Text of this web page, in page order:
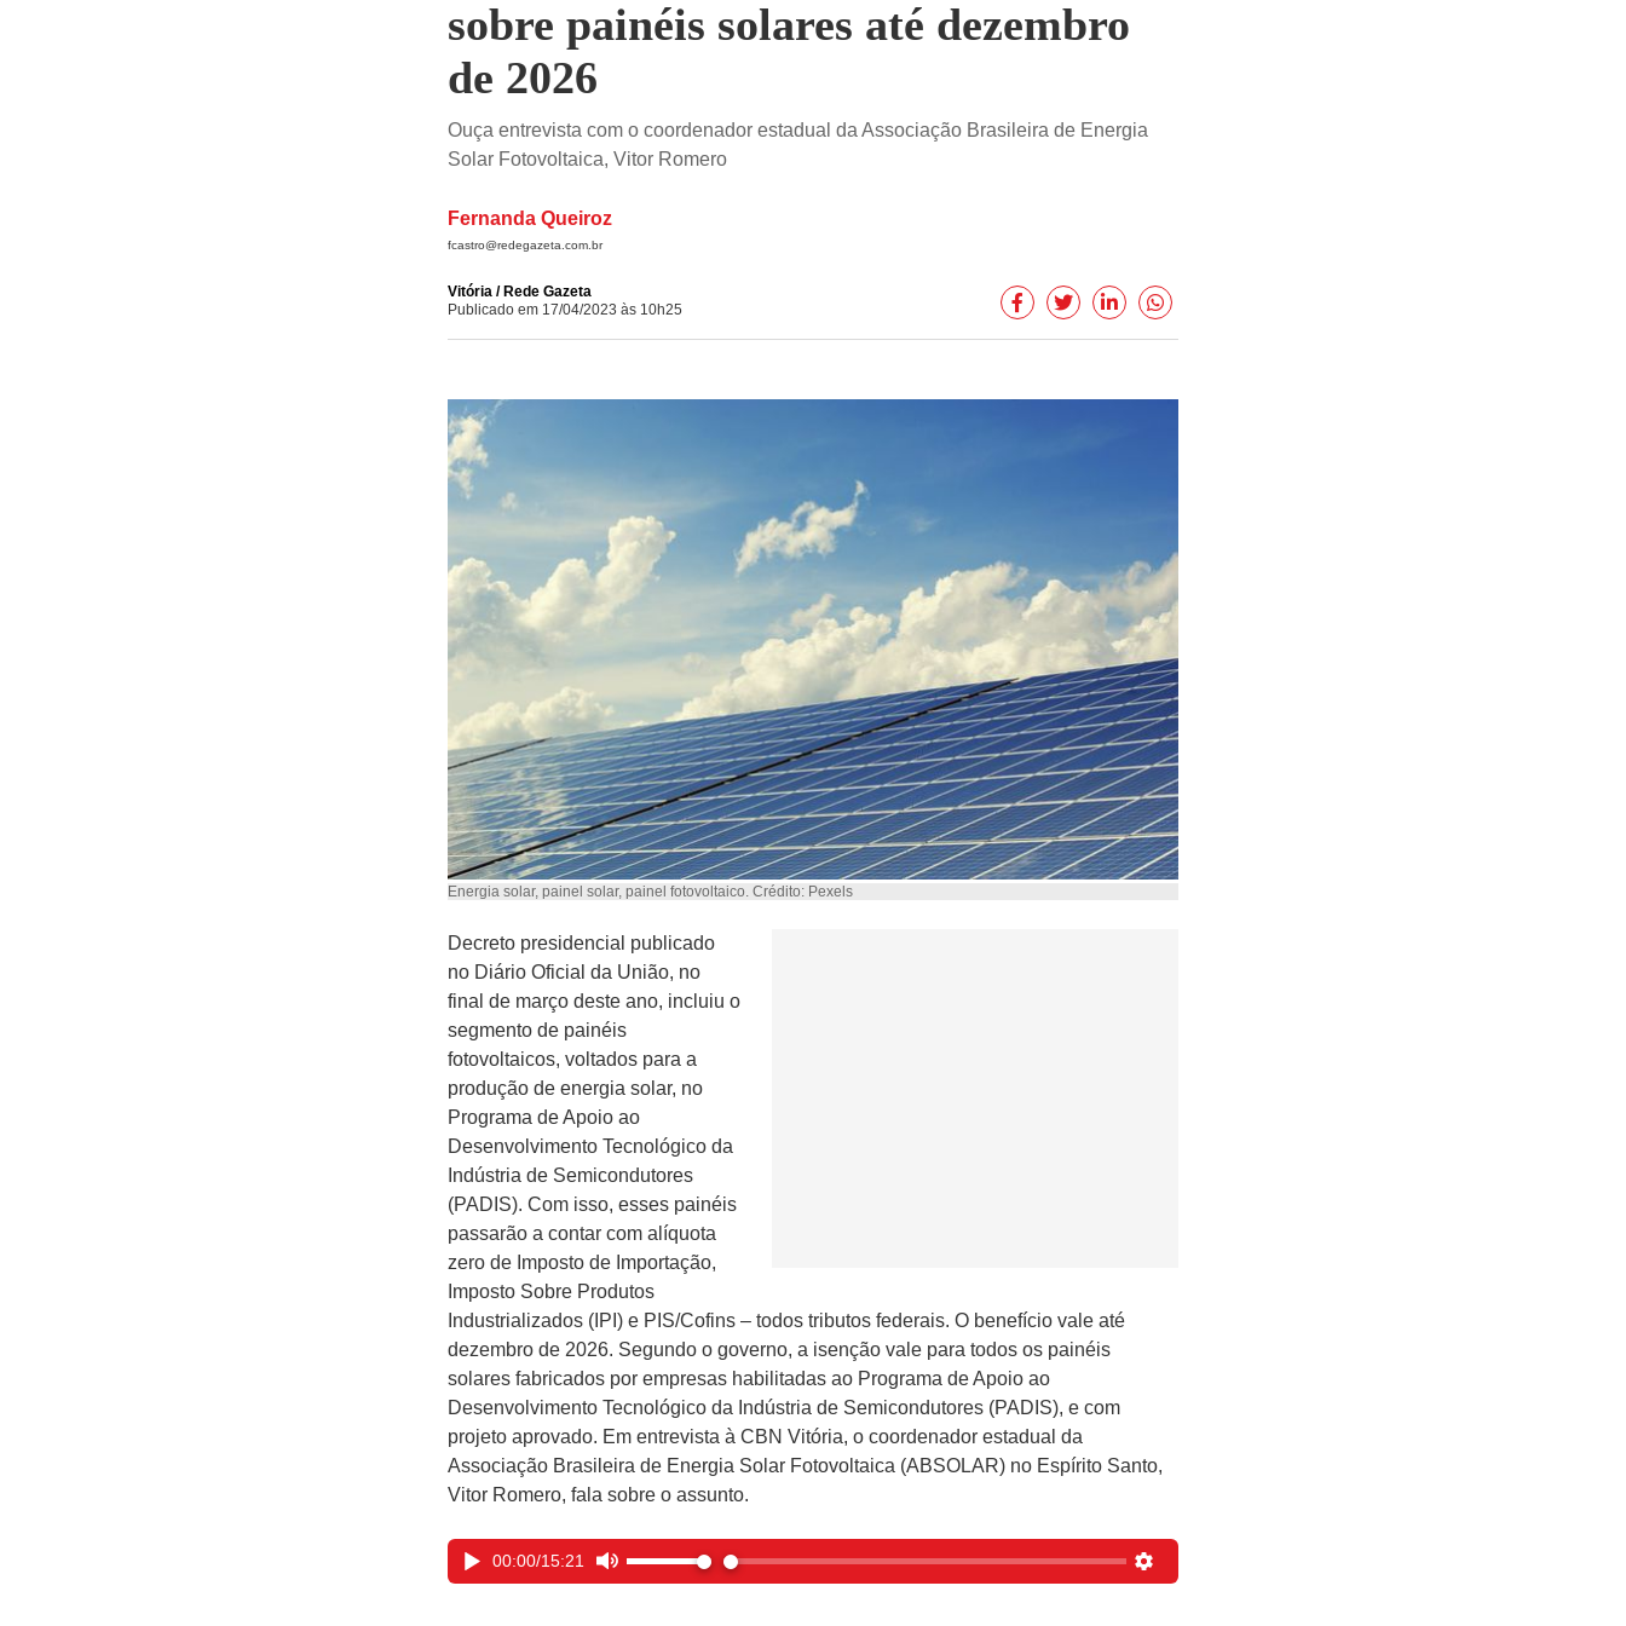
sobre painéis solares até dezembro
de 2026
Ouça entrevista com o coordenador estadual da Associação Brasileira de Energia
Solar Fotovoltaica, Vitor Romero
Fernanda Queiroz
fcastro@redegazeta.com.br
Vitória / Rede Gazeta
Publicado em 17/04/2023 às 10h25
Energia solar, painel solar, painel fotovoltaico. Crédito: Pexels
Decreto presidencial publicado
no Diário Oficial da União, no
final de março deste ano, incluiu o
segmento de painéis
fotovoltaicos, voltados para a
produção de energia solar, no
Programa de Apoio ao
Desenvolvimento Tecnológico da
Indústria de Semicondutores
(PADIS). Com isso, esses painéis
passarão a contar com alíquota
zero de Imposto de Importação,
Imposto Sobre Produtos
Industrializados (IPI) e PIS/Cofins – todos tributos federais. O benefício vale até
dezembro de 2026. Segundo o governo, a isenção vale para todos os painéis
solares fabricados por empresas habilitadas ao Programa de Apoio ao
Desenvolvimento Tecnológico da Indústria de Semicondutores (PADIS), e com
projeto aprovado. Em entrevista à CBN Vitória, o coordenador estadual da
Associação Brasileira de Energia Solar Fotovoltaica (ABSOLAR) no Espírito Santo,
Vitor Romero, fala sobre o assunto.
00:00/15:21